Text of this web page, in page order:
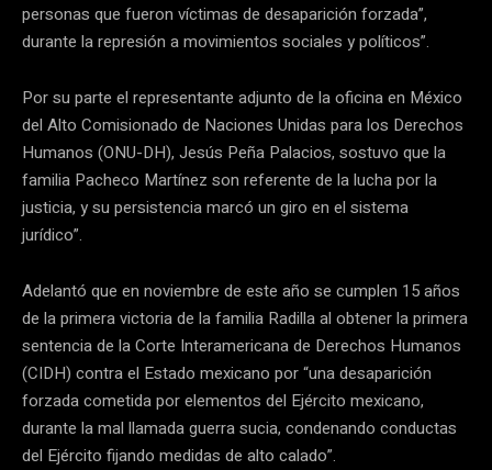
personas que fueron víctimas de desaparición forzada”,
durante la represión a movimientos sociales y políticos”.
Por su parte el representante adjunto de la oficina en México
del Alto Comisionado de Naciones Unidas para los Derechos
Humanos (ONU-DH), Jesús Peña Palacios, sostuvo que la
familia Pacheco Martínez son referente de la lucha por la
justicia, y su persistencia marcó un giro en el sistema
jurídico”.
Adelantó que en noviembre de este año se cumplen 15 años
de la primera victoria de la familia Radilla al obtener la primera
sentencia de la Corte Interamericana de Derechos Humanos
(CIDH) contra el Estado mexicano por “una desaparición
forzada cometida por elementos del Ejército mexicano,
durante la mal llamada guerra sucia, condenando conductas
del Ejército fijando medidas de alto calado”.